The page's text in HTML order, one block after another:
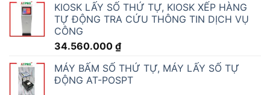
KIOSK LẤY SỐ THỨ TỰ, KIOSK XẾP HÀNG
TỰ ĐỘNG TRA CỨU THÔNG TIN DỊCH VỤ
CÔNG
34.560.000 ₫
MÁY BẤM SỐ THỨ TỰ, MÁY LẤY SỐ TỰ
ĐỘNG AT-POSPT